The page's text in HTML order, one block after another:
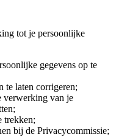
tot je persoonlijke
gegevens op te
te laten corrigeren;
verwerking van je
trekken;
bij de Privacycommissie;